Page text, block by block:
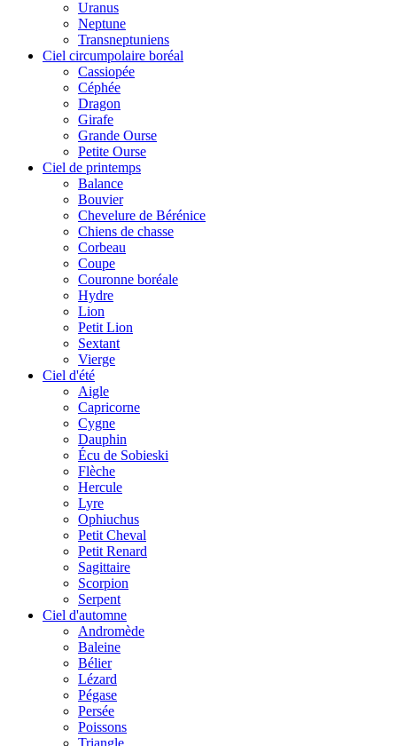
Uranus
Neptune
Transneptuniens
Ciel circumpolaire boréal
Cassiopée
Céphée
Dragon
Girafe
Grande Ourse
Petite Ourse
Ciel de printemps
Balance
Bouvier
Chevelure de Bérénice
Chiens de chasse
Corbeau
Coupe
Couronne boréale
Hydre
Lion
Petit Lion
Sextant
Vierge
Ciel d'été
Aigle
Capricorne
Cygne
Dauphin
Écu de Sobieski
Flèche
Hercule
Lyre
Ophiuchus
Petit Cheval
Petit Renard
Sagittaire
Scorpion
Serpent
Ciel d'automne
Andromède
Baleine
Bélier
Lézard
Pégase
Persée
Poissons
Triangle